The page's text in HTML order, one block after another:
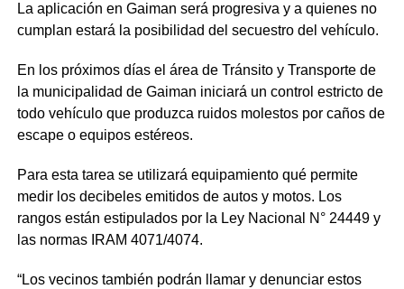
La aplicación en Gaiman será progresiva y a quienes no
cumplan estará la posibilidad del secuestro del vehículo.
En los próximos días el área de Tránsito y Transporte de
la municipalidad de Gaiman iniciará un control estricto de
todo vehículo que produzca ruidos molestos por caños de
escape o equipos estéreos.
Para esta tarea se utilizará equipamiento qué permite
medir los decibeles emitidos de autos y motos. Los
rangos están estipulados por la Ley Nacional N° 24449 y
las normas IRAM 4071/4074.
“Los vecinos también podrán llamar y denunciar estos